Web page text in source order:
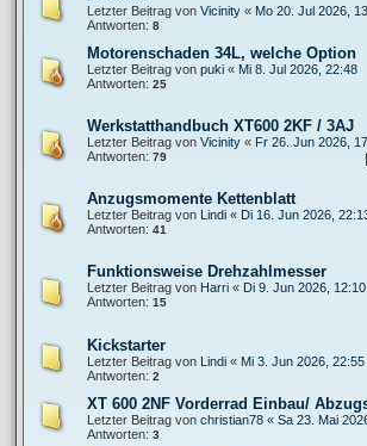
Letzter Beitrag von Vicinity « Mo 20. Jul 2026,
Antworten: 8
Motorenschaden 34L, welche Option
Letzter Beitrag von puki « Mi 8. Jul 2026, 22:48
Antworten: 25
Werkstatthandbuch XT600 2KF / 3AJ
Letzter Beitrag von Vicinity « Fr 26. Jun 2026,
Antworten: 79
Anzugsmomente Kettenblatt
Letzter Beitrag von Lindi « Di 16. Jun 2026,
Antworten: 41
Funktionsweise Drehzahlmesser
Letzter Beitrag von Harri « Di 9. Jun 2026, 12:10
Antworten: 15
Kickstarter
Letzter Beitrag von Lindi « Mi 3. Jun 2026, 22:55
Antworten: 2
XT 600 2NF Vorderrad Einbau/
Letzter Beitrag von christian78 « Sa 23. Mai
Antworten: 3